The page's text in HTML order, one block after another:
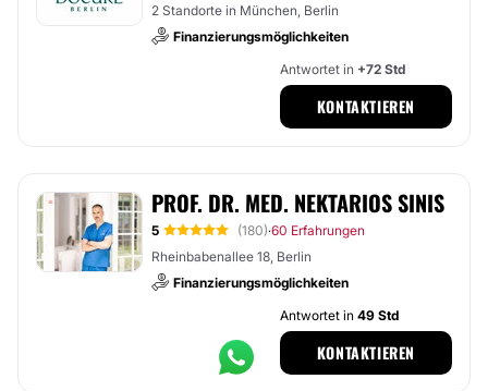
2 Standorte in München, Berlin
Finanzierungsmöglichkeiten
Antwortet in +72 Std
KONTAKTIEREN
PROF. DR. MED. NEKTARIOS SINIS
5 (180)·60 Erfahrungen
Rheinbabenallee 18, Berlin
Finanzierungsmöglichkeiten
Antwortet in 49 Std
KONTAKTIEREN